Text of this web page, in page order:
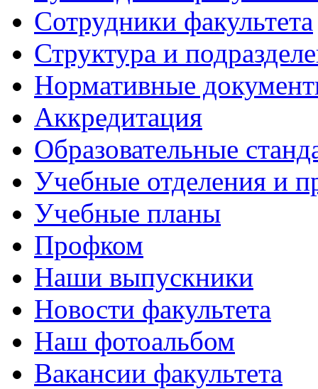
Сотрудники факультета
Структура и
Нормативные
Аккредитация
Образовательные
Учебные отделения и
Учебные планы
Профком
Наши выпускники
Новости факультета
Наш фотоальбом
Вакансии факультета